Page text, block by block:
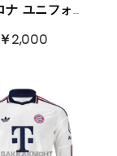
バルセロナ ユニフォーム ショーツ 2026/7 ホーム 特別なショーツ
￥2,000